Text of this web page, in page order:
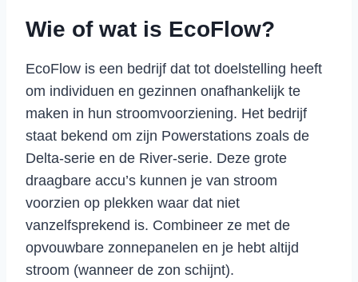
Wie of wat is EcoFlow?
EcoFlow is een bedrijf dat tot doelstelling heeft
om individuen en gezinnen onafhankelijk te
maken in hun stroomvoorziening. Het bedrijf
staat bekend om zijn Powerstations zoals de
Delta-serie en de River-serie. Deze grote
draagbare accu’s kunnen je van stroom
voorzien op plekken waar dat niet
vanzelfsprekend is. Combineer ze met de
opvouwbare zonnepanelen en je hebt altijd
stroom (wanneer de zon schijnt).